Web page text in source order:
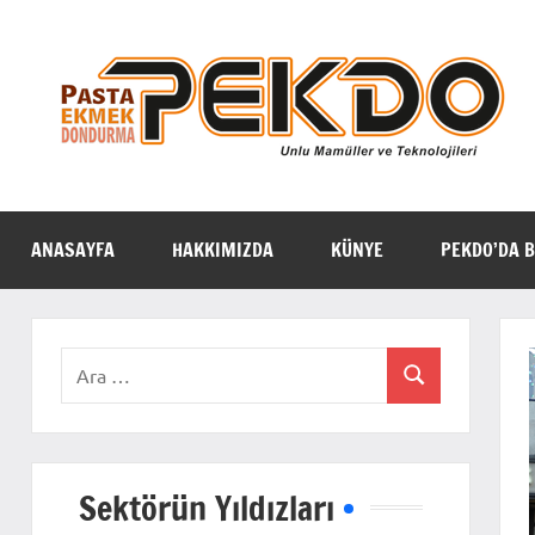
ANASAYFA HAKKIMIZDA KÜNYE PEKDO’DA
Ara
Sektörün Yıldızları